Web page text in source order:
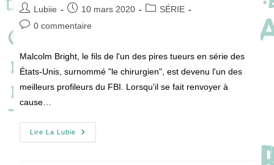
Auteur/autrice
de
Lubiie
Publication
publiée :
10 mars 2020
PostSÉRIE
Commentaires
publication :
0 commentaire
Malcolm Bright, le fils de l'un des pires tueurs en série des
États-Unis, surnommé "le chirurgien", est devenu l'un des
meilleurs profileurs du FBI. Lorsqu'il se fait renvoyer à
cause…
Lire La Lubie
PRODIGAL
SON